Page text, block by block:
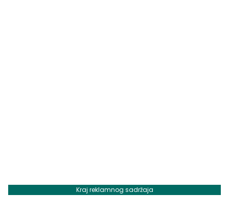
Kraj reklamnog sadržaja